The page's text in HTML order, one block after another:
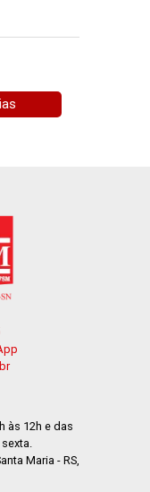
às 12h e das
Maria - RS,